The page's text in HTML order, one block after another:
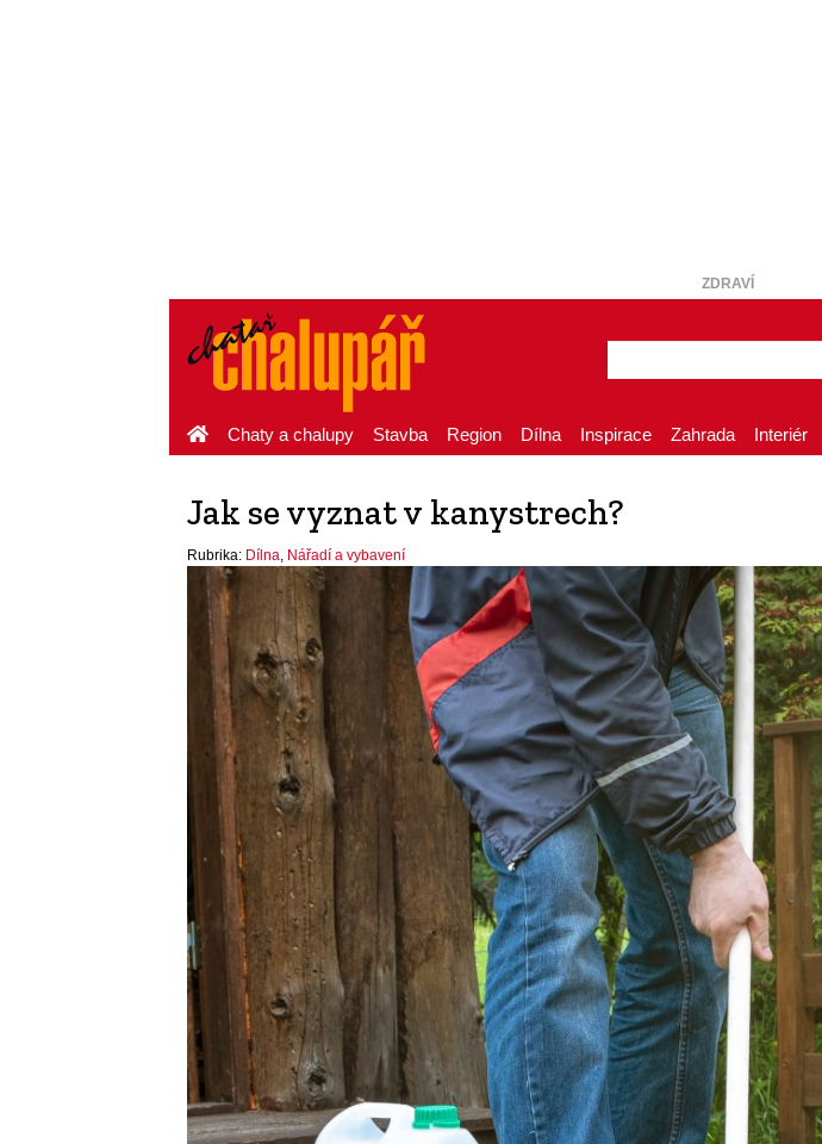
ZDRAVÍ
Chaty a chalupy Stavba Region Dílna Inspirace Zahrada Interiér
Jak se vyznat v kanystrech?
Rubrika: Dílna Nářadí a vybavení